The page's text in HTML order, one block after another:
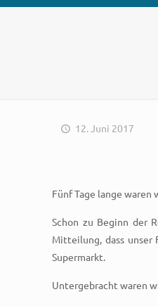
12. Juni 2017
Fünf Tage lange waren
Schon zu Beginn der
Mitteilung, dass unser
Supermarkt.
Untergebracht waren